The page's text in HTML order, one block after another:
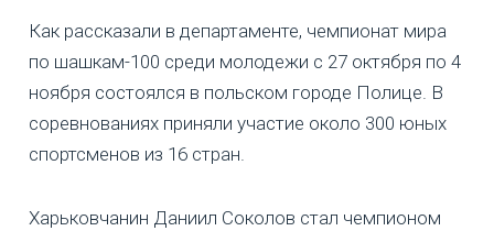
Как рассказали в департаменте, чемпионат мира
по шашкам-100 среди молодежи с 27 октября по 4
ноября состоялся в польском городе Полице. В
соревнованиях приняли участие около 300 юных
спортсменов из 16 стран.
Харьковчанин Даниил Соколов стал чемпионом